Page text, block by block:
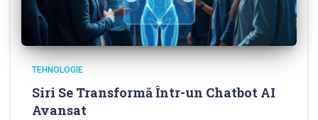
TEHNOLOGIE
Siri Se Transformă Într-un Chatbot AI
Avansat